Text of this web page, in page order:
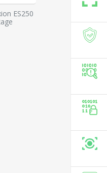
ES250